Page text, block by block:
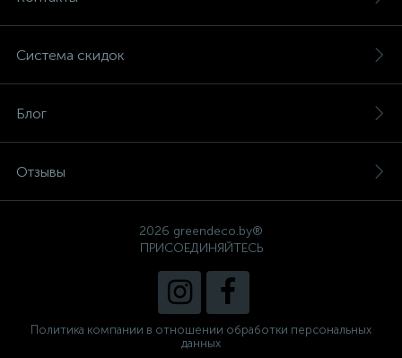
Система скидок
Блог
Отзывы
2026 greendeco.by®
ПРИСОЕДИНЯЙТЕСЬ
Политика компании в отношении обработки персональных
данных